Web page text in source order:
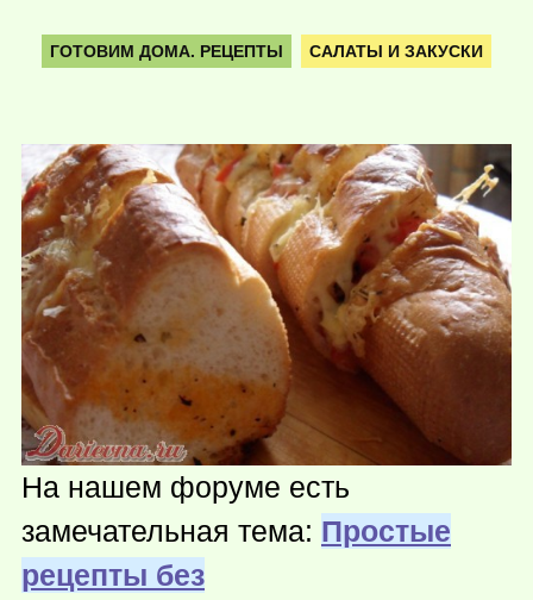
ГОТОВИМ ДОМА. РЕЦЕПТЫ САЛАТЫ И ЗАКУСКИ
На нашем форуме есть
замечательная тема: Простые
рецепты без